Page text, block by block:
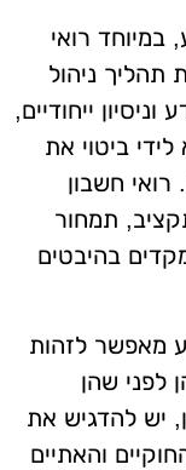
במיוחד רואי
תהליך ניהול
ייחודיים,
ביטוי את
חשבון
תמחור
בהיבטים
מאפשר לזהות
לפני שהן
יש להדגיש את
והאתיים